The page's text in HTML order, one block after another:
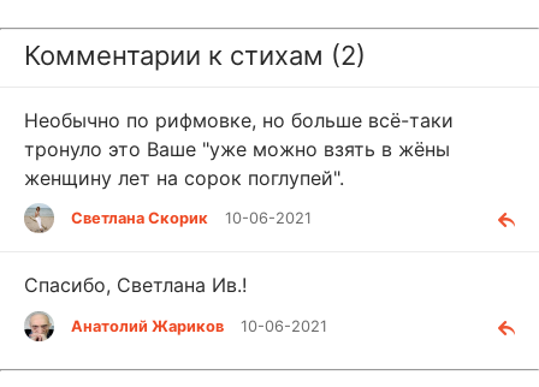
Комментарии к стихам (2)
Необычно по рифмовке, но больше всё-таки
тронуло это Ваше "уже можно взять в жёны
женщину лет на сорок поглупей".
Светлана Скорик 10-06-2021
Спасибо, Светлана Ив.!
Анатолий Жариков 10-06-2021